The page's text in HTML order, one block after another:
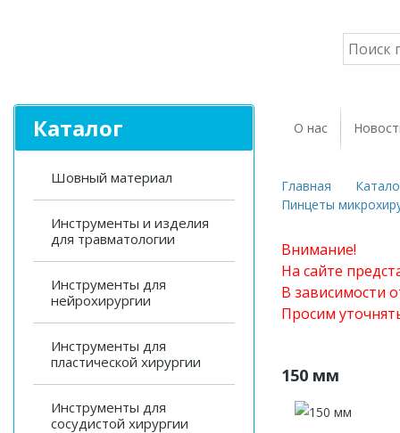
Каталог
Шовный материал
Инструменты и изделия
для травматологии
Инструменты для
нейрохирургии
Инструменты для
пластической хирургии
Инструменты для
сосудистой хирургии
О нас
Главная
Пинцеты
Внимание!
На сайте
В зависимости
Просим
150 мм